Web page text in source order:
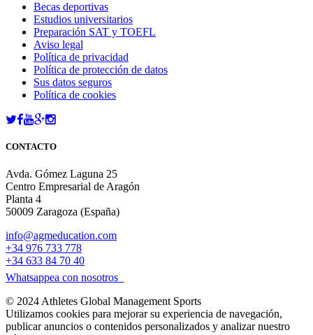
Becas deportivas
Estudios universitarios
Preparación SAT y TOEFL
Aviso legal
Política de privacidad
Política de protección de datos
Sus datos seguros
Política de cookies
CONTACTO
Avda. Gómez Laguna 25
Centro Empresarial de Aragón
Planta 4
50009 Zaragoza (España)
info@agmeducation.com
+34 976 733 778
+34 633 84 70 40
Whatsappea con nosotros
© 2024 Athletes Global Management Sports
Utilizamos cookies para mejorar su experiencia de navegación,
publicar anuncios o contenidos personalizados y analizar nuestro